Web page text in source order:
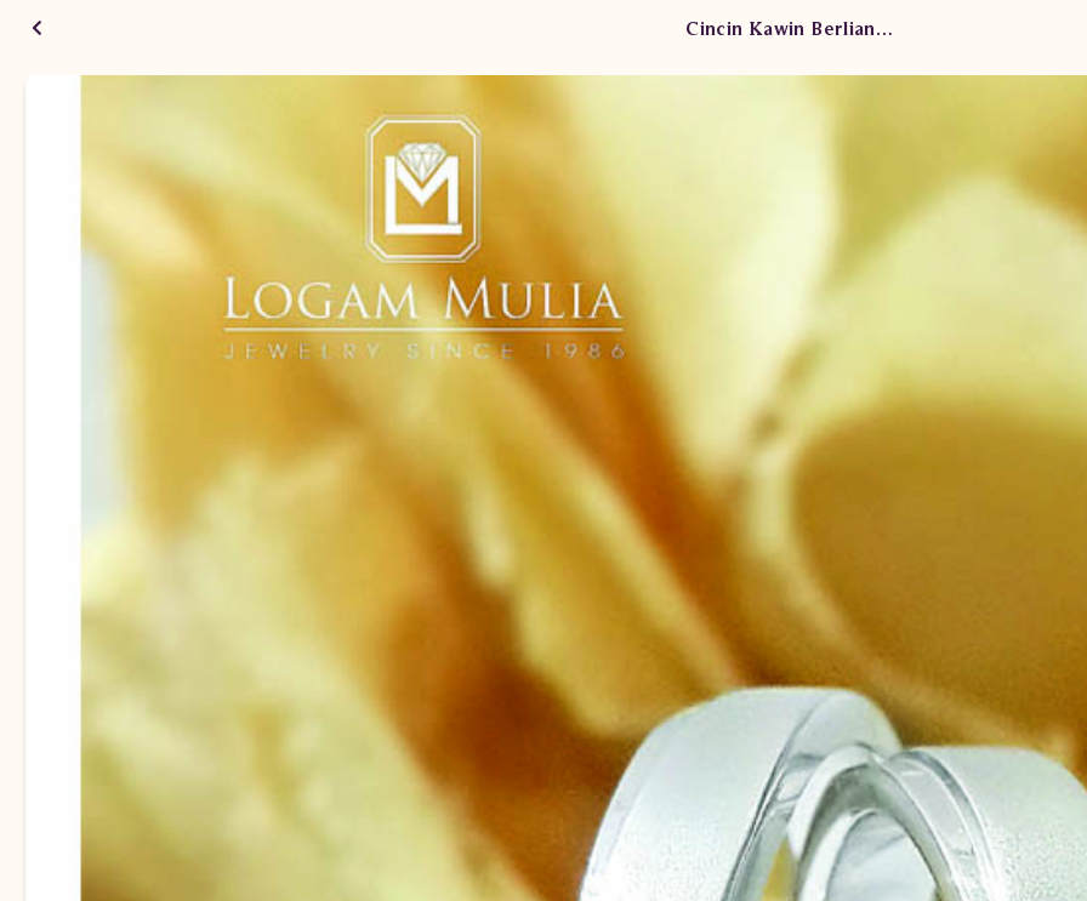
Cincin Kawin Berlian YAWM.190307 eNN tte